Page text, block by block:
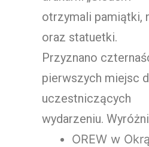
otrzymali pamiątki,
oraz statuetki.
Przyznano
pierwszych miejsc
wydarzeniu.
OREW w